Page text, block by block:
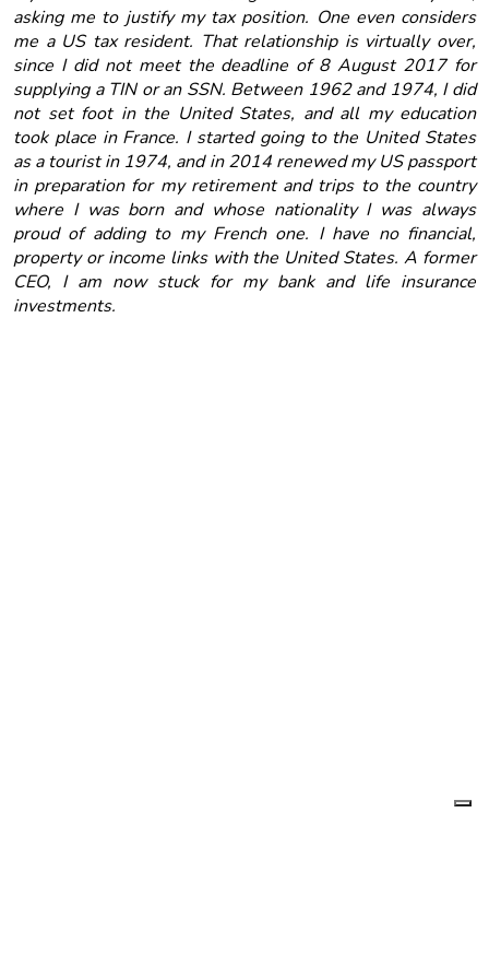
asking me to justify my tax position. One even considers
me a US tax resident. That relationship is virtually over,
since I did not meet the deadline of 8 August 2017 for
supplying a TIN or an SSN. Between 1962 and 1974, I did
not set foot in the United States, and all my education
took place in France. I started going to the United States
as a tourist in 1974, and in 2014 renewed my US passport
in preparation for my retirement and trips to the country
where I was born and whose nationality I was always
proud of adding to my French one. I have no financial,
property or income links with the United States. A former
CEO, I am now stuck for my bank and life insurance
investments.